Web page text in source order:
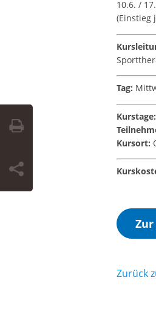
10.6. /
(Einstieg
Tag:
Kurstage:
Kursort:
Zurück